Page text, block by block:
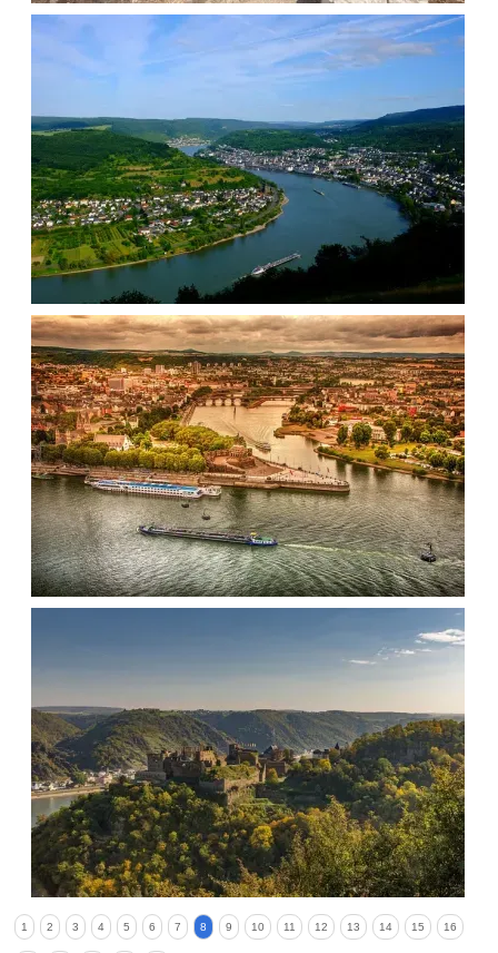
1 2 3 4 5 6 7 8 9 10 11 12 13 14 15 16